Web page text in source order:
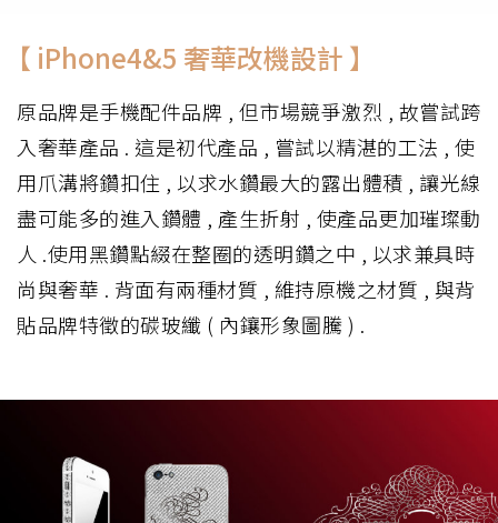
【 iPhone4&5 奢華改機設計 】
原品牌是手機配件品牌 , 但市場競爭激烈 , 故嘗試跨
入奢華產品 . 這是初代產品 , 嘗試以精湛的工法 , 使
用爪溝將鑽扣住 , 以求水鑽最大的露出體積 , 讓光線
盡可能多的進入鑽體 , 產生折射 , 使產品更加璀璨動
人 .使用黑鑽點綴在整圈的透明鑽之中 , 以求兼具時
尚與奢華 . 背面有兩種材質 , 維持原機之材質 , 與背
貼品牌特徵的碳玻纖 ( 內鑲形象圖騰 ) .